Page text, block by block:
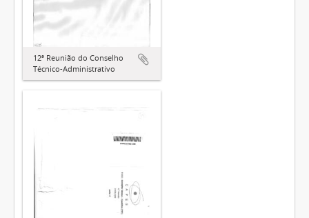
12ª Reunião do Conselho
Técnico-Administrativo